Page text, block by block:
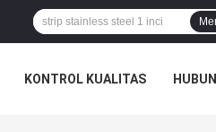
KONTROL KUALITAS